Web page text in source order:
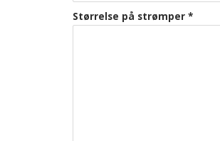
Størrelse på strømper *